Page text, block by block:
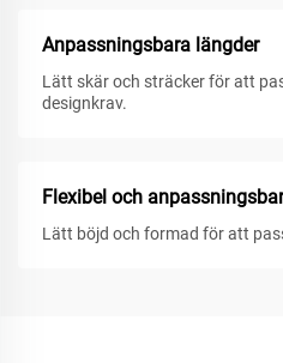
Anpassningsbara längder
Lätt skär och sträcker för att
designkrav.
Flexibel och anpassningsbar
Lätt böjd och formad för att